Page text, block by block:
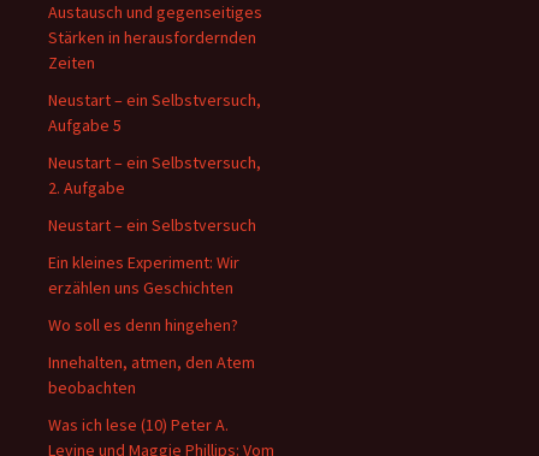
Austausch und gegenseitiges
Stärken in herausfordernden
Zeiten
Neustart – ein Selbstversuch,
Aufgabe 5
Neustart – ein Selbstversuch,
2. Aufgabe
Neustart – ein Selbstversuch
Ein kleines Experiment: Wir
erzählen uns Geschichten
Wo soll es denn hingehen?
Innehalten, atmen, den Atem
beobachten
Was ich lese (10) Peter A.
Levine und Maggie Phillips: Vom